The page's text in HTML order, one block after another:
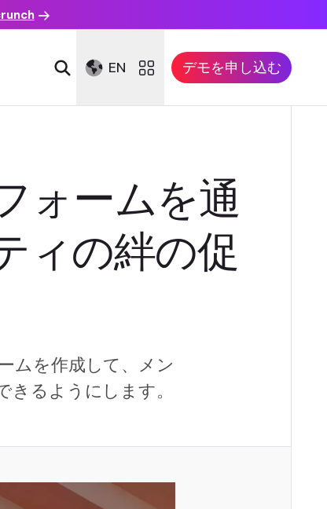
EN デモを申し込む
ォームを通
ィの絆の促
ムを作成して、メン
るようにします。